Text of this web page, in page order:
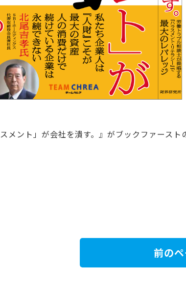
メント」が会社を潰す。』がブックファース
前の